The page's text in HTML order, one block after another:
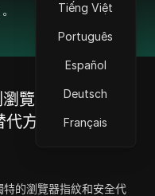
Tiếng Việt
Português
Español
Deutsch
Français
覽器是最佳的
方案
的瀏覽器指紋和安全代